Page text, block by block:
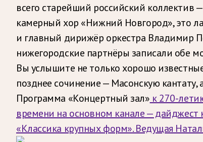
всего старейший российский коллектив
камерный хор «Нижний Новгород», это
и главный дирижёр оркестра Владимир
нижегородские партнёры записали обе
Вы услышите не только хорошо
позднее сочинение — Масонскую
Программа «Концертный зал» к 270-
времени на основном канале — дайджест
«Классика крупных форм». Ведущая